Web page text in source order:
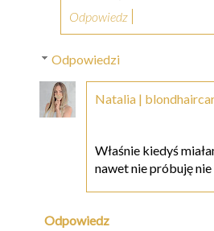
Odpowiedz
Odpowiedzi
Natalia |
Właśnie kiedyś
nawet nie próbuję nie
Odpowiedz